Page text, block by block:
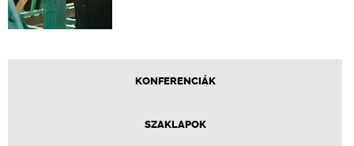
KONFERENCIÁK
SZAKLAPOK